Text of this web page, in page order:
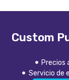
Custom
Precios
Servicio de